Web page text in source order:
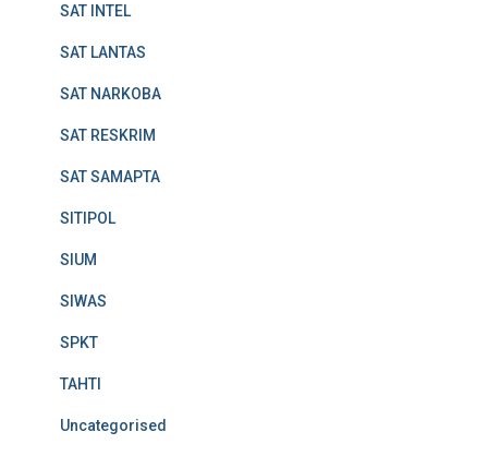
SAT INTEL
SAT LANTAS
SAT NARKOBA
SAT RESKRIM
SAT SAMAPTA
SITIPOL
SIUM
SIWAS
SPKT
TAHTI
Uncategorised